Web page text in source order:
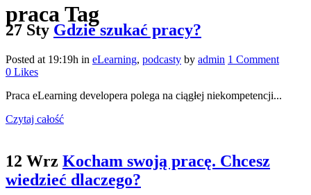
praca Tag
27 Sty Gdzie szukać pracy?
Posted at 19:19h in eLearning, podcasty by admin 1 Comment
0 Likes
Praca eLearning developera polega na ciągłej niekompetencji...
Czytaj całość
12 Wrz Kocham swoją pracę. Chcesz
wiedzieć dlaczego?